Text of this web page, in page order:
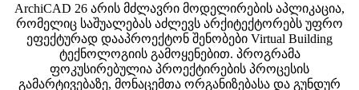
ArchiCAD 26 არის მძლავრი მოდელირების აპლიკაცია,
რომელიც საშუალებას აძლევს არქიტექტორებს უფრო
ეფექტურად დააპროექტონ შენობები Virtual Building
ტექნოლოგიის გამოყენებით. პროგრამა
ფოკუსირებულია პროექტირების პროცესის
გამარტივებაზე, მონაცემთა ორგანიზებასა და გუნდურ